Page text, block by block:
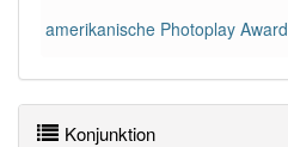
Wörter mit Endung-filmpreis
der : 0
88% unserer Spielapp-
korrekt erraten.
amerikanische Photoplay
Konjunktion